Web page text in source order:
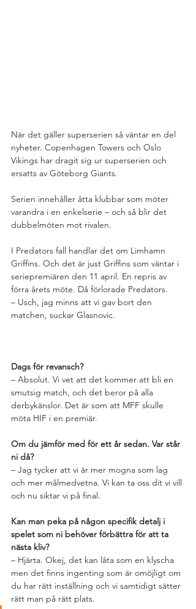
När det gäller superserien så väntar en del
nyheter. Copenhagen Towers och Oslo
Vikings har dragit sig ur superserien och
ersatts av Göteborg Giants.
Serien innehåller åtta klubbar som möter
varandra i en enkelserie – och så blir det
dubbelmöten mot rivalen.
I Predators fall handlar det om Limhamn
Griffins. Och det är just Griffins som väntar i
seriepremiären den 11 april. En repris av
förra årets möte. Då förlorade Predators.
– Usch, jag minns att vi gav bort den
matchen, suckar Glasnovic.
Dags för revansch?
– Absolut. Vi vet att det kommer att bli en
smutsig match, och det beror på alla
derbykänslor. Det är som att MFF skulle
möta HIF i en premiär.
Om du jämför med för ett år sedan. Var står
ni då?
– Jag tycker att vi är mer mogna som lag
och mer målmedvetna. Vi kan ta oss dit vi vill
och nu siktar vi på final.
Kan man peka på någon specifik detalj i
spelet som ni behöver förbättra för att ta
nästa kliv?
– Hjärta. Okej, det kan låta som en klyscha
men det finns ingenting som är omöjligt om
du har rätt inställning och vi samtidigt sätter
rätt man på rätt plats.